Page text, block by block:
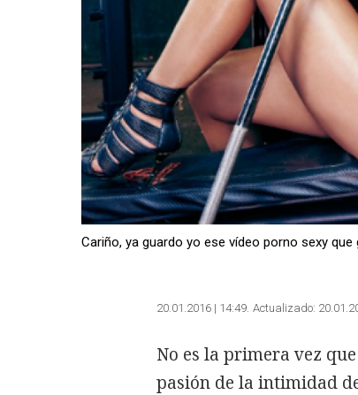
Cariño, ya guardo yo ese vídeo porno sexy
20.01.2016 | 14:49 Actualizado:
No es la primera vez
pasión de la intimidad